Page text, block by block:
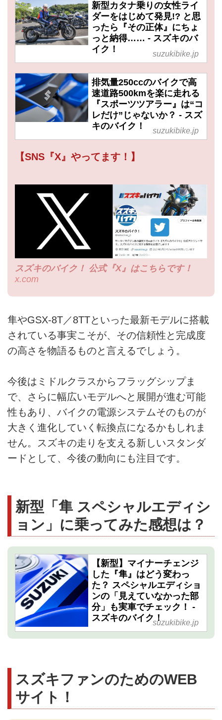
新型カタナ乗りの女性ライ
ダーをはじめて発見!? と思
ったら『その正体』にちょ
っと納得…… - スズキのバ
イク！
suzukibike.jp
排気量250ccのバイクで高
速道路500kmを楽に走れる
『スポーツツアラー』は“コ
レだけ”じゃないか？ - スズ
キのバイク！
suzukibike.jp
【SNS『X』やってます！】
スズキのバイク！ 公式『X』はこちらです！
x.com
隼やGSX-8T／8TTといった最新モデルに搭載
されている事実こそが、その信頼性と完成度
の高さを物語るものと言えるでしょう。
今後はミドルクラスからフラッグシップま
で、さらに幅広いモデルへと展開が進む可能
性もあり、バイクの電源システムそのものが
大きく進化していく転換点になるかもしれま
せん。スズキの走りを支える新しいスタンダ
ードとして、今後の動向にも注目です。
新型「隼 スペシャルエディシ
ョン」に乗ってみた感想は？
【新型】マイナーチェンジ
した『隼』はどう変わっ
た？ スペシャルエディショ
ンの「見えていなかった部
分」も実車でチェック！ -
スズキのバイク！suzukibike.jp
スズキファンのためのWEB
サイト！